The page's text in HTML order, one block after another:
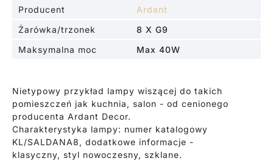
Producent
Ardant
Żarówka/trzonek
8 X G9
Maksymalna moc
Max 40W
Nietypowy przykład lampy wiszącej do takich
pomieszczeń jak kuchnia, salon - od cenionego
producenta Ardant Decor.
Charakterystyka lampy: numer katalogowy
KL/SALDANA8, dodatkowe informacje -
klasyczny, styl nowoczesny, szklane.